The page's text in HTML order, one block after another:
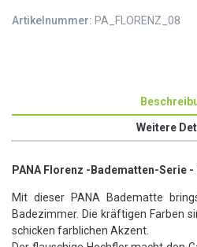
Artikelnummer: PA_FLORENZ_08
Weitere
PANA Florenz -Badematten-Serie -
Mit dieser PANA Badematte
Badezimmer. Die kräftigen Farben
schicken farblichen Akzent.